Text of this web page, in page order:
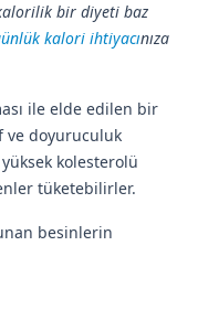
bir diyeti baz
kalori ihtiyacınıza
ile elde edilen bir
ve doyuruculuk
kolesterolü
tüketebilirler.
besinlerin